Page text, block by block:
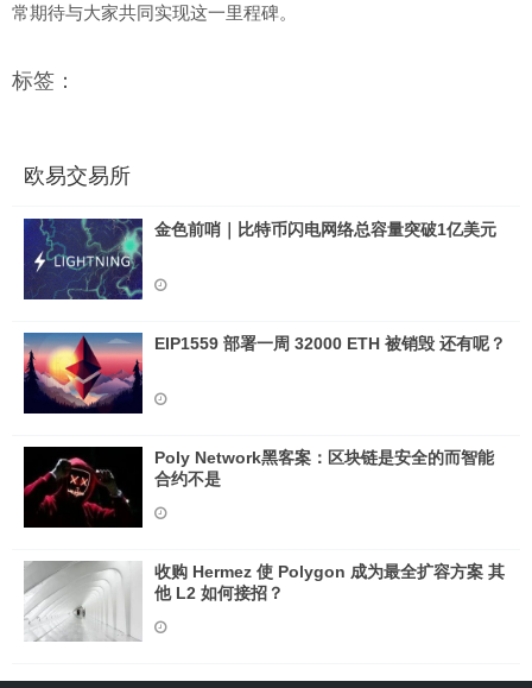
常期待与大家共同实现这一里程碑。
标签：
欧易交易所
金色前哨｜比特币闪电网络总容量突破1亿美元
EIP1559 部署一周 32000 ETH 被销毁 还有呢？
Poly Network黑客案：区块链是安全的而智能
合约不是
收购 Hermez 使 Polygon 成为最全扩容方案 其
他 L2 如何接招？